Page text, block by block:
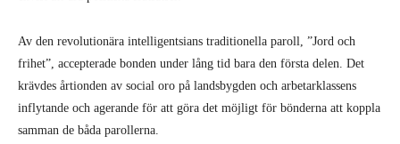
Av den revolutionära intelligentsians traditionella paroll, ”Jord och
frihet”, accepterade bonden under lång tid bara den första delen. Det
krävdes årtionden av social oro på landsbygden och arbetarklassens
inflytande och agerande för att göra det möjligt för bönderna att koppla
samman de båda parollerna.